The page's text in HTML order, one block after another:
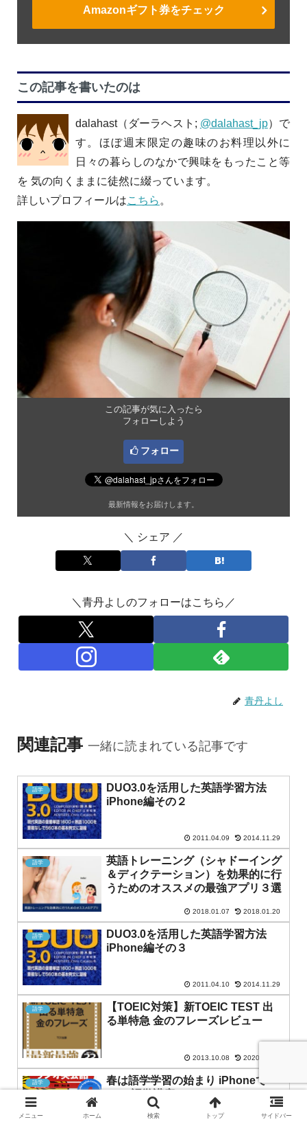
Amazonギフト券をチェック
この記事を書いたのは
dalahast（ダーラヘスト; @dalahast_jp）で
す。ほぼ週末限定の趣味のお料理以外に
日々の暮らしのなかで興味をもったこと等
を 気の向くままに徒然に綴っています。
詳しいプロフィールはこちら 。
この記事が気に入ったら
フォローしよう
フォロー
最新情報をお届けします。
＼ シェア ／
＼青丹よしのフォローはこちら／
青丹よし
関連記事 一緒に読まれている記事です
語学
DUO3.0を活用した英語学習方法
iPhone編その２
2011.04.09 2014.11.29
語学
英語トレーニング（シャドーイング
＆ディクテーション）を効果的に行
うためのオススメの最強アプリ３選
2018.01.07 2018.01.20
語学
DUO3.0を活用した英語学習方法
iPhone編その３
2011.04.10 2014.11.29
語学
【TOEIC対策】新TOEIC TEST 出
る単特急 金のフレーズレビュー
2013.10.08 2020.03.14
語学
春は語学学習の始まり iPhoneで
NHK語学講座！
メニュー ホーム 検索 トップ サイドバー